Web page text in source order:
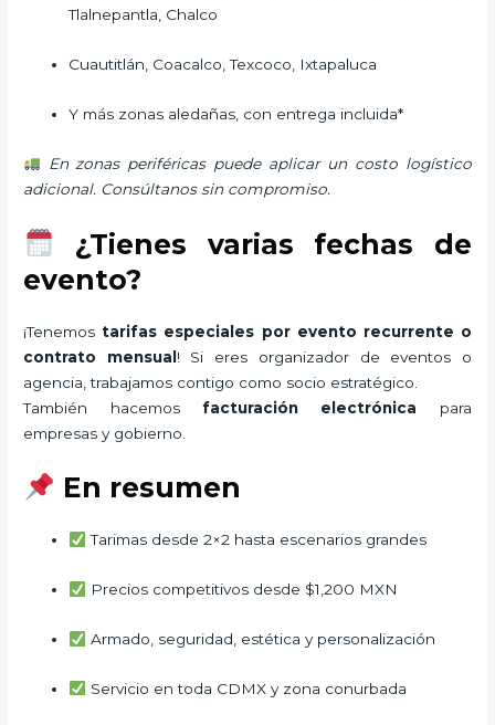
Tlalnepantla, Chalco
Cuautitlán, Coacalco, Texcoco, Ixtapaluca
Y más zonas aledañas, con entrega incluida*
En zonas periféricas puede aplicar un costo logístico
adicional. Consúltanos sin compromiso.
¿Tienes varias fechas de
evento?
¡Tenemostarifas especiales por evento recurrente o
contrato mensual! Si eres organizador de eventos o
agencia, trabajamos contigo como socio estratégico.
También hacemos facturación electrónica para
empresas y gobierno.
En resumen
Tarimas desde 2×2 hasta escenarios grandes
Precios competitivos desde $1,200 MXN
Armado, seguridad, estética y personalización
Servicio en toda CDMX y zona conurbada